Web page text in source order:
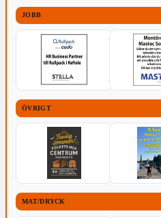
JOBB
ÖVRIGT
MAT/DRYCK